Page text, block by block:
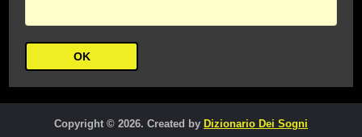
Copyright © 2026. Created by Dizionario Dei Sogni